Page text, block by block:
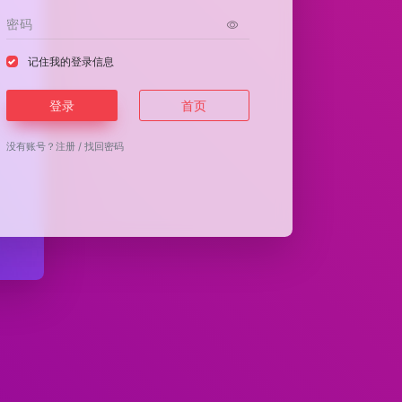
记住我的登录信息
登录 首页
没有账号？注册 /找回密码